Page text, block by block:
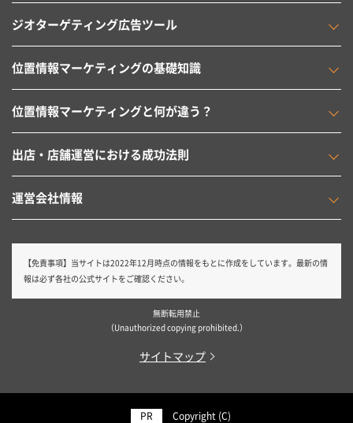
ジオターゲティング広告ツール
位置情報マーケティングの基礎知識
位置情報マーケティングと何が違う？
出店・店舗運営における成功法則
運営会社情報
【免責事項】 当サイトは2022年12月時点の情報をもとに作成をしています。最新の情
報は必ず各社の公式サイトをご確認ください。
無断転用禁止
（Unauthorized copying prohibited.）
サイトマップ
Copyright (C)